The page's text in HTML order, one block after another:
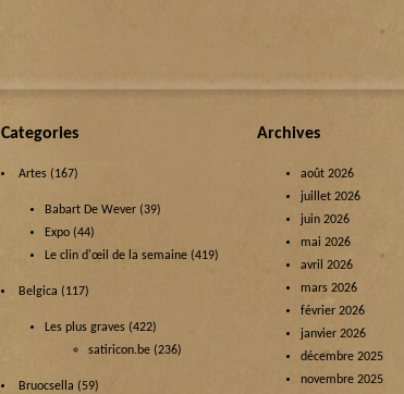
Categories
Artes (167)
Babart De Wever (39)
Expo (44)
Le clin d'œil de la semaine (419)
Belgica (117)
Les plus graves (422)
satiricon.be (236)
Bruocsella (59)
Archives
août 2026
juillet 2026
juin 2026
mai 2026
avril 2026
mars 2026
février 2026
janvier 2026
décembre 2025
novembre 2025